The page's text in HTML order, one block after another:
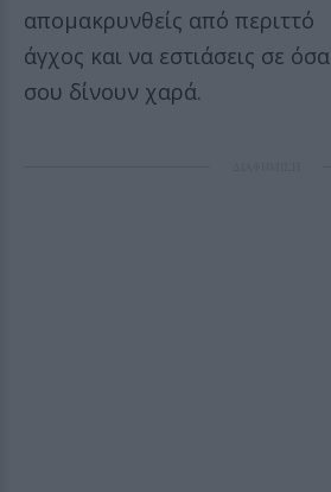
απομακρυνθείς από περιττό
άγχος και να εστιάσεις σε όσα
σου δίνουν χαρά.